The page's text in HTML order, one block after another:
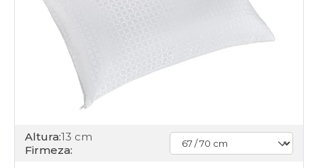
Altura:13 cm
Firmeza: